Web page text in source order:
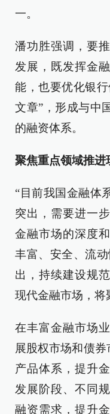
一。
潘功胜强调，要
发展，既发挥金
能，也要优化银
文章”，形成与中
的融资体系。
聚焦重点领域推进
“目前我国金融体
突出，需要进一
金融市场的深度
丰富、安全、流
出，持续建设规
现代金融市场，将
在丰富金融市场
展股权市场和债券
产品体系，提升
发展阶段、不同
融资需求，提升